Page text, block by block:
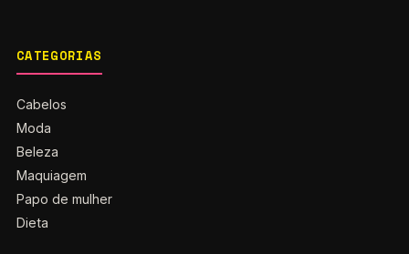
CATEGORIAS
Cabelos
Moda
Beleza
Maquiagem
Papo de mulher
Dieta